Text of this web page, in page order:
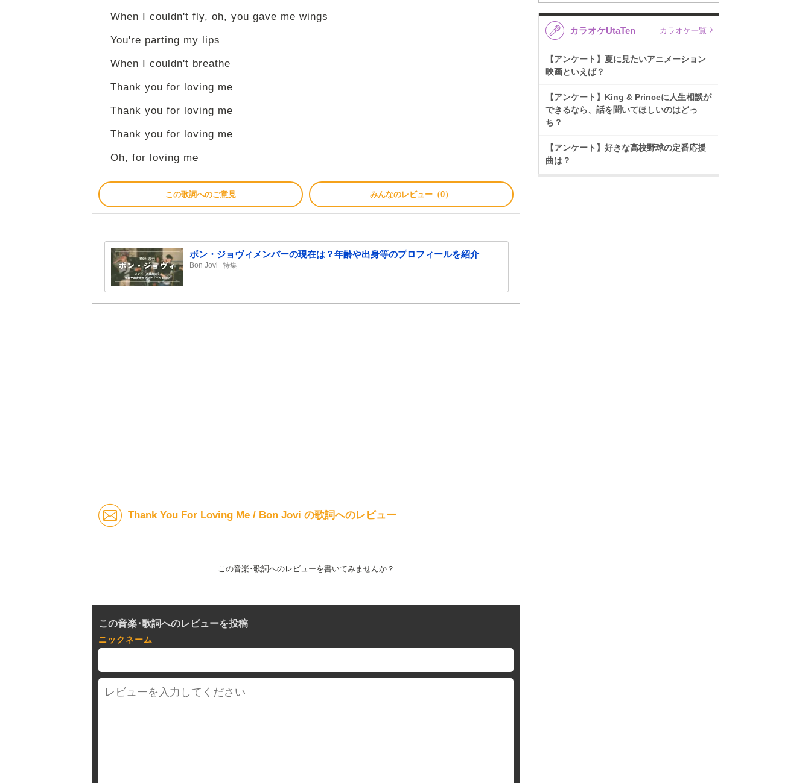
When I couldn't fly, oh, you gave me wings
You're parting my lips
When I couldn't breathe
Thank you for loving me
Thank you for loving me
Thank you for loving me
Oh, for loving me
この歌詞へのご意見 みんなのレビュー（0）
ボン・ジョヴィメンバーの現在は？年齢や出身等のプロフィールを紹介
Bon Jovi 特集
Thank You For Loving Me / Bon Jovi の歌詞へのレビュー
この音楽･歌詞へのレビューを書いてみませんか？
この音楽･歌詞へのレビューを投稿
ニックネーム
カラオケUtaTen カラオケ一覧
【アンケート】夏に見たいアニメーション
映画といえば？
【アンケート】King & Princeに人生相談が
できるなら、話を聞いてほしいのはどっ
ち？
【アンケート】好きな高校野球の定番応援
曲は？